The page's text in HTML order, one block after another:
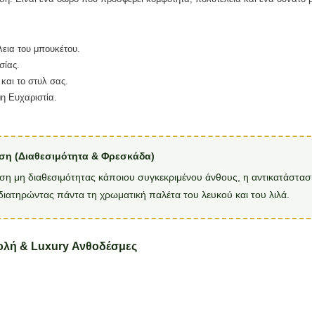
του μπουκέτου.
και το στυλ σας.
Ευχαριστία.
(Διαθεσιμότητα & Φρεσκάδα)
διαθεσιμότητας κάποιου συγκεκριμένου άνθους, η αντικατάσταση
πάντα τη χρωματική παλέτα του λευκού και του λιλά.
& Luxury Ανθοδέσμες